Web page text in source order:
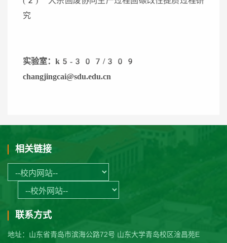
究
实验室： k5-3
07/309
changjingcai@sdu.edu.cn
相关链接
联系方式
地址：山东省青岛市滨海公路72号 山东大学青岛校区淦昌苑E